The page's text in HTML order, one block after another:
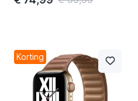
Korting